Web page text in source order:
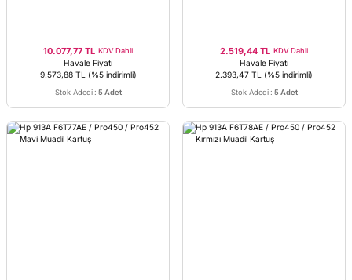
10.077,77 TL KDV Dahil
Havale Fiyatı
9.573,88 TL
(%5 indirimli)
Stok Adedi : 5 Adet
2.519,44 TL KDV Dahil
Havale Fiyatı
2.393,47 TL (%5 indirimli)
Stok Adedi : 5 Adet